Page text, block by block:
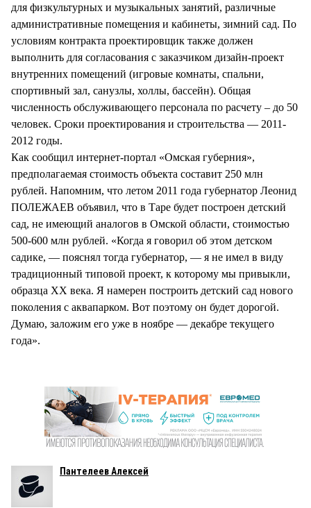
для физкультурных и музыкальных занятий, различные
административные помещения и кабинеты, зимний сад. По
условиям контракта проектировщик также должен
выполнить для согласования с заказчиком дизайн-проект
внутренних помещений (игровые комнаты, спальни,
спортивный зал, санузлы, холлы, бассейн). Общая
численность обслуживающего персонала по расчету – до 50
человек. Сроки проектирования и строительства — 2011-
2012 годы.
Как сообщил интернет-портал «Омская губерния»,
предполагаемая стоимость объекта составит 250 млн
рублей. Напомним, что летом 2011 года губернатор Леонид
ПОЛЕЖАЕВ объявил, что в Таре будет построен детский
сад, не имеющий аналогов в Омской области, стоимостью
500-600 млн рублей. «Когда я говорил об этом детском
садике, — пояснял тогда губернатор, — я не имел в виду
традиционный типовой проект, к которому мы привыкли,
образца XX века. Я намерен построить детский сад нового
поколения с аквапарком. Вот поэтому он будет дорогой.
Думаю, заложим его уже в ноябре — декабре текущего
года».
Пантелеев Алексей